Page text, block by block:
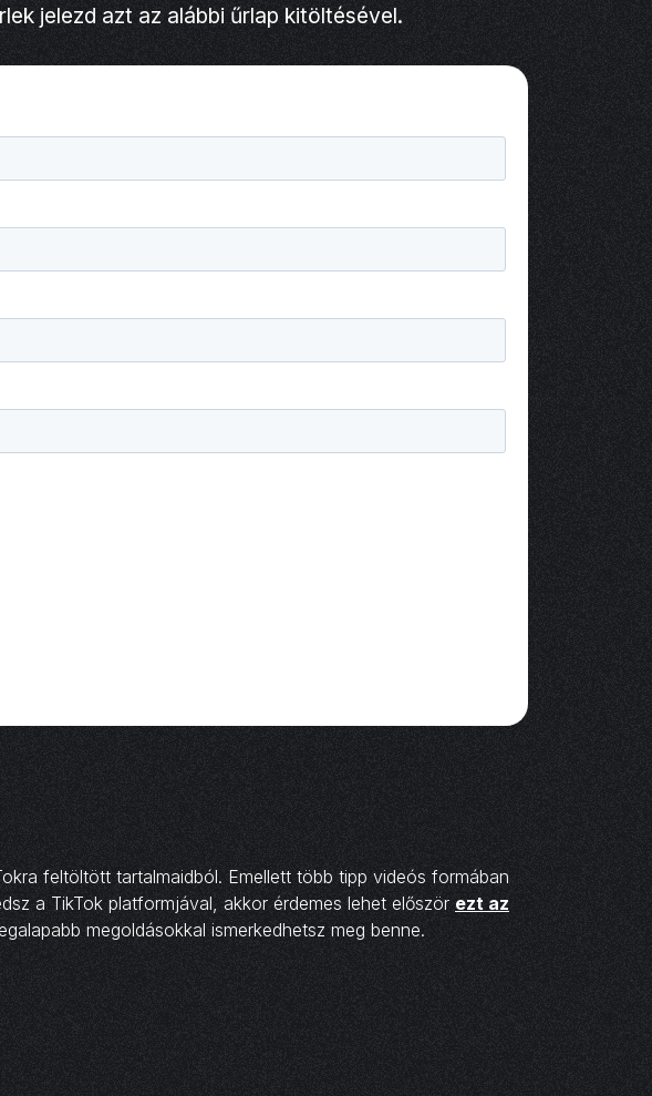
jelezd azt az alábbi űrlap kitöltésével.
feltöltött tartalmaidból. Emellett több tipp videós formában
a TikTok platformjával, akkor érdemes lehet először ezt az
megoldásokkal ismerkedhetsz meg benne.